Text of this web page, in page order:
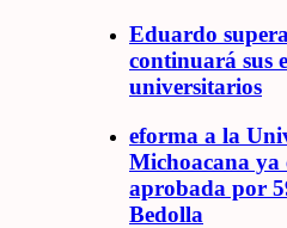
Eduardo
continuará sus
universitarios
eforma a la
Michoacana ya
aprobada por
Bedolla